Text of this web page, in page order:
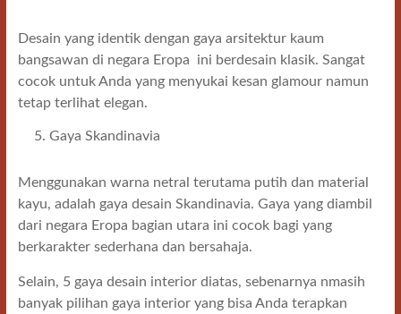
Desain yang identik dengan gaya arsitektur kaum
bangsawan di negara Eropa ini berdesain klasik. Sangat
cocok untuk Anda yang menyukai kesan glamour namun
tetap terlihat elegan.
Gaya Skandinavia
Menggunakan warna netral terutama putih dan material
kayu, adalah gaya desain Skandinavia. Gaya yang diambil
dari negara Eropa bagian utara ini cocok bagi yang
berkarakter sederhana dan bersahaja.
Selain, 5 gaya desain interior diatas, sebenarnya nmasih
banyak pilihan gaya interior yang bisa Anda terapkan